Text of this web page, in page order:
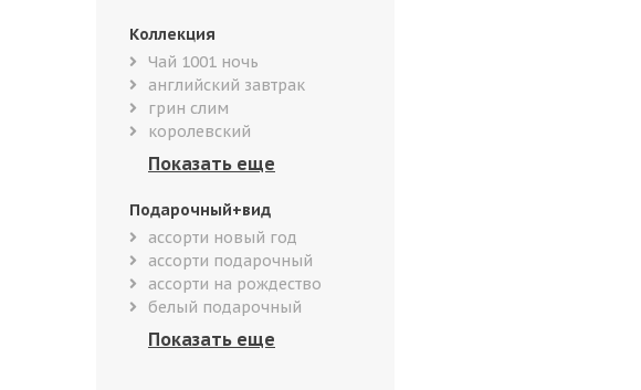
Коллекция
Чай 1001 ночь
английский завтрак
грин слим
королевский
Подарочный+вид
ассорти новый год
ассорти подарочный
ассорти на рождество
белый подарочный